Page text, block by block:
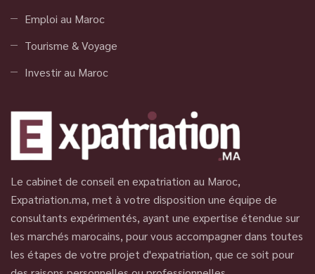
Emploi au Maroc
Tourisme & Voyage
Investir au Maroc
Le cabinet de conseil en expatriation au Maroc,
Expatriation.ma, met à votre disposition une équipe de
consultants expérimentés, ayant une expertise étendue sur
les marchés marocains, pour vous accompagner dans toutes
les étapes de votre projet d'expatriation, que ce soit pour